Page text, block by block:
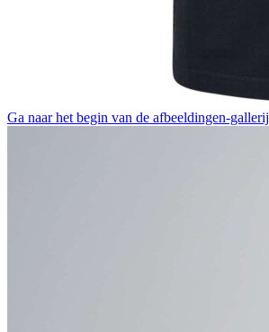
Ga naar het begin van de afbeeldingen-gallerij